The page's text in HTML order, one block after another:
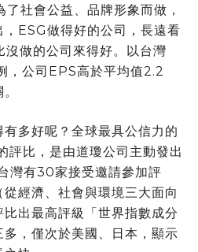
社會公益、品牌形象而做，
ESG做得好的公司，長遠看
做的公司來得好。以台灣
，公司EPS高於平均值2.2
多好呢？全球最具公信力的
評比，是由道瓊公司主動發出
灣有30家接受邀請參加評
經濟、社會與環境三大面向
出最高評級「世界指數成分
，僅次於美國、日本，顯示